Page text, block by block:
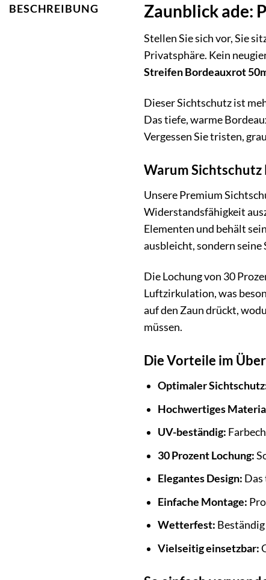
BESCHREIBUNG Zaunblick ade:
Stellen Sie sich vor, Sie
Privatsphäre. Kein
Streifen Bordeauxrot
Dieser Sichtschutz ist
Das tiefe, warme
Vergessen Sie tristen,
Warum Sichtschutz
Unsere Premium
Widerstandsfähigkeit
Elementen und behält
ausbleicht, sondern
Die Lochung von 30
Luftzirkulation, was
auf den Zaun drückt,
müssen.
Die Vorteile im
Optimaler
Hochwertiges
UV-beständig:
30 Prozent Lochung:
Elegantes Design:
Einfache Montage:
Wetterfest: Beständig
Vielseitig einsetzbar: